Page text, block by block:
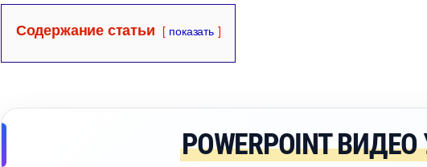
Содержание статьи показать
POWERPOINT